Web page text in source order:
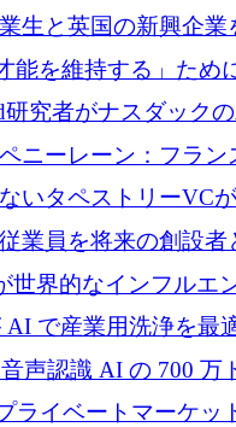
ユーロを調達
生と英国の新興企業
Pathを開始
能を維持する」ため
の株式公開買い付け
研究者がナスダック
るためにCreandumの
ニーレーン：フラン
と敵
いタペストリーVC
調達、ロンドン事務所
業員を将来の創設者
でファンドを
世界的なインフルエ
動化するためにシリ
調達
AI で産業用洗浄を最
ーロを調達
声認識 AI の 700 万
終了
ライベートマーケッ